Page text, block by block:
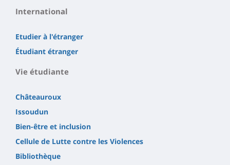
International
Etudier à l'étranger
Étudiant étranger
Vie étudiante
Châteauroux
Issoudun
Bien-être et inclusion
Cellule de Lutte contre les Violences
Bibliothèque